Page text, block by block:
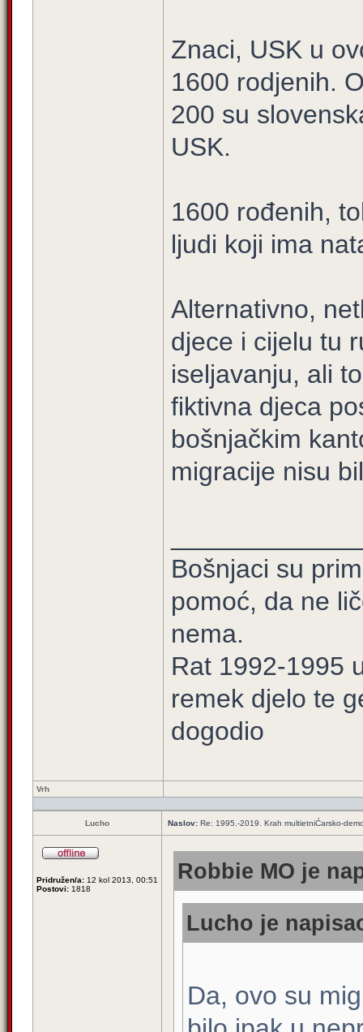
Znaci, USK u
1600 rodjenih.
200 su
USK.
1600 rođenih,
ljudi koji ima
Alternativno,
djece i cijelu tu
iseljavanju, ali
fiktivna djeca
bošnjačkim
migracije nisu
Bošnjaci su
pomoć, da ne
nema.
Rat 1992-1995
remek djelo te
dogodio
Vrh
Lucho Naslov: Re: 1995.-2019. Krah multietniĆarsko-
Pridružen/a: 12 kol 2013, 00:51
Postovi: 1818
Robbie MO je
Lucho je
Da, ovo su